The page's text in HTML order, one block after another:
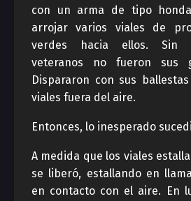
con un arma de tipo
arrojar varios viales de
verdes hacia ellos. Sin
veteranos no fueron sus
Dispararon con sus
viales fuera del aire.
Entonces, lo inesperado
A medida que los viales
se liberó, estallando en
en contacto con el aire. En